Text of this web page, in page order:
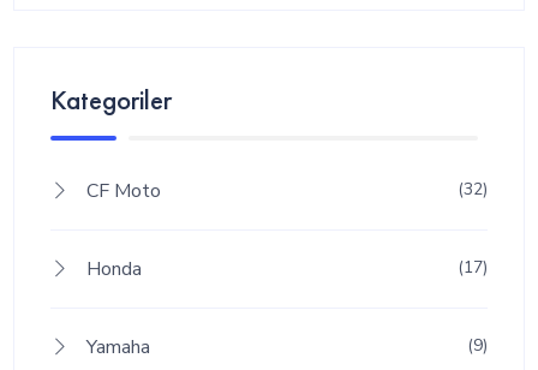
Kategoriler
CF Moto (32)
Honda (17)
Yamaha (9)